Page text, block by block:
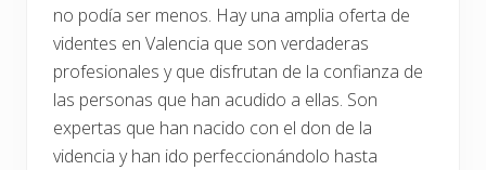
no podía ser menos. Hay una amplia oferta de
videntes en Valencia que son verdaderas
profesionales y que disfrutan de la confianza de
las personas que han acudido a ellas. Son
expertas que han nacido con el don de la
videncia y han ido perfeccionándolo hasta